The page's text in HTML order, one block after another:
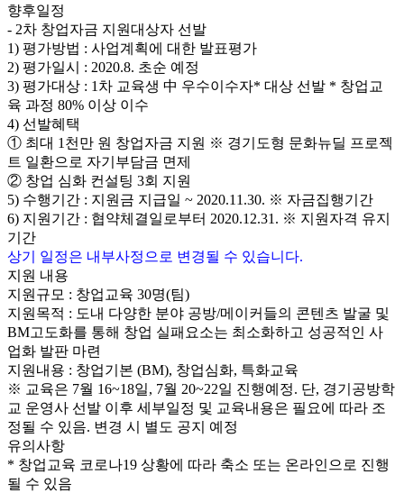
향후일정
- 2차 창업자금 지원대상자 선발
1) 평가방법 : 사업계획에 대한 발표평가
2) 평가일시 : 2020.8. 초순 예정
3) 평가대상 : 1차 교육생 中 우수이수자* 대상 선발 * 창업교
육 과정 80% 이상 이수
4) 선발혜택
① 최대 1천만 원 창업자금 지원 ※ 경기도형 문화뉴딜 프로젝
트 일환으로 자기부담금 면제
② 창업 심화 컨설팅 3회 지원
5) 수행기간 : 지원금 지급일 ~ 2020.11.30. ※ 자금집행기간
6) 지원기간 : 협약체결일로부터 2020.12.31. ※ 지원자격 유지
기간
상기 일정은 내부사정으로 변경될 수 있습니다.
지원 내용
지원규모 : 창업교육 30명(팀)
지원목적 : 도내 다양한 분야 공방/메이커들의 콘텐츠 발굴 및
BM고도화를 통해 창업 실패요소는 최소화하고 성공적인 사
업화 발판 마련
지원내용 : 창업기본 (BM), 창업심화, 특화교육
※ 교육은 7월 16~18일, 7월 20~22일 진행예정. 단, 경기공방학
교 운영사 선발 이후 세부일정 및 교육내용은 필요에 따라 조
정될 수 있음. 변경 시 별도 공지 예정
유의사항
* 창업교육 코로나19 상황에 따라 축소 또는 온라인으로 진행
될 수 있음